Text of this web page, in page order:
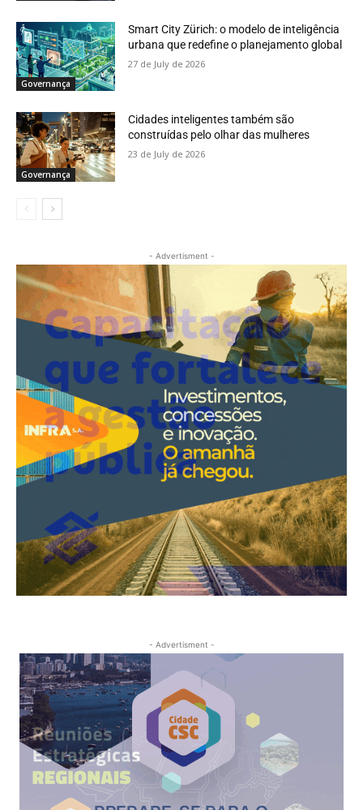
Governança
Smart City Zürich: o modelo de inteligência
urbana que redefine o planejamento global
27 de July de 2026
Governança
Cidades inteligentes também são
construídas pelo olhar das mulheres
23 de July de 2026
- Advertisment -
- Advertisment -